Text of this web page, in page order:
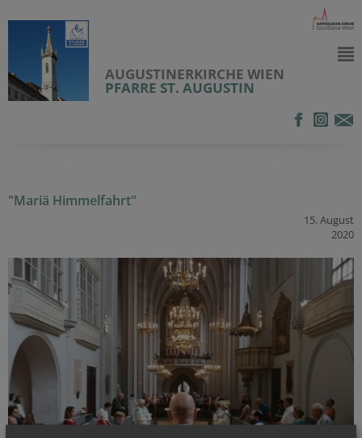
AUGUSTINERKIRCHE WIEN
PFARRE ST. AUGUSTIN
"Mariä Himmelfahrt"
15. August
2020